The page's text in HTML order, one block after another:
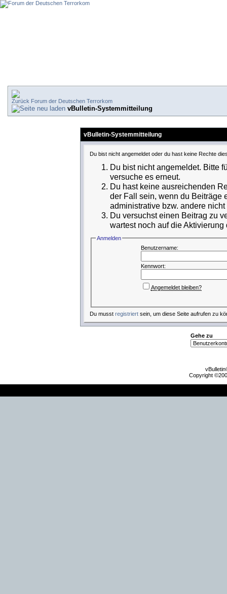
Forum der Deutschen Terrorkom
vBulletin-Systemmitteilung
vBulletin-Systemmitteilung
Du bist nicht angemeldet oder du hast keine Rechte
Du bist nicht angemeldet. Bitte
versuche es erneut.
Du hast keine ausreichenden
der Fall sein, wenn du Beiträge
administrative bzw. andere
Du versuchst einen Beitrag zu
wartest noch auf die
Anmelden
Benutzername:
Kennwort:
Angemeldet bleiben?
Du musst registriertsein, um diese Seite aufrufen zu
Gehe zu
Copyright